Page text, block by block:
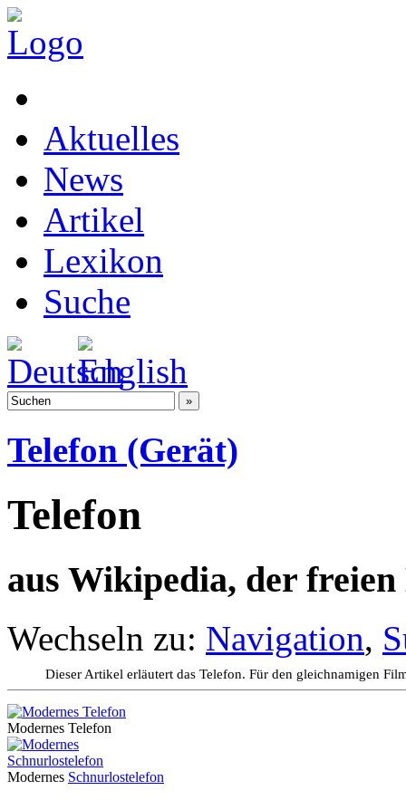
Aktuelles
News
Artikel
Lexikon
Suche
Telefon (Gerät)
Telefon
aus Wikipedia, der
Wechseln zu: Navigation,
Dieser Artikel erläutert das Telefon. Für den gleichnamigen
Modernes Telefon
Modernes Schnurlostelefon